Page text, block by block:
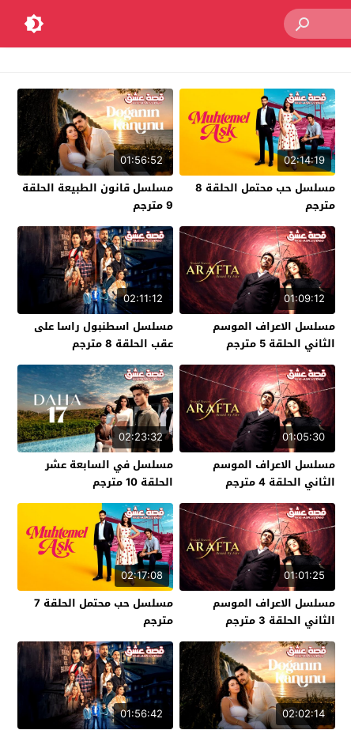
02:14:19
مسلسل حب محتمل الحلقة 8
مترجم
01:56:52
مسلسل قانون الطبيعة الحلقة
9 مترجم
01:09:12
مسلسل الاعراف الموسم
الثاني الحلقة 5 مترجم
02:11:12
مسلسل اسطنبول راسا على
عقب الحلقة 8 مترجم
01:05:30
مسلسل الاعراف الموسم
الثاني الحلقة 4 مترجم
02:23:32
مسلسل في السابعة عشر
الحلقة 10 مترجم
01:01:25
مسلسل الاعراف الموسم
الثاني الحلقة 3 مترجم
02:17:08
مسلسل حب محتمل الحلقة 7
مترجم
02:02:14
01:56:42